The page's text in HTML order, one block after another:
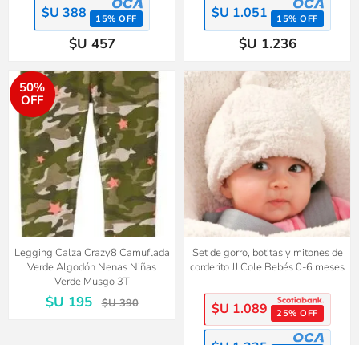
$U 388 15% OFF
$U 457
$U 1.051 15% OFF
$U 1.236
50%
OFF
Legging Calza Crazy8 Camuflada
Verde Algodón Nenas Niñas
Verde Musgo 3T
$U 195 $U 390
Set de gorro, botitas y mitones de
corderito JJ Cole Bebés 0-6 meses
$U 1.089 25% OFF